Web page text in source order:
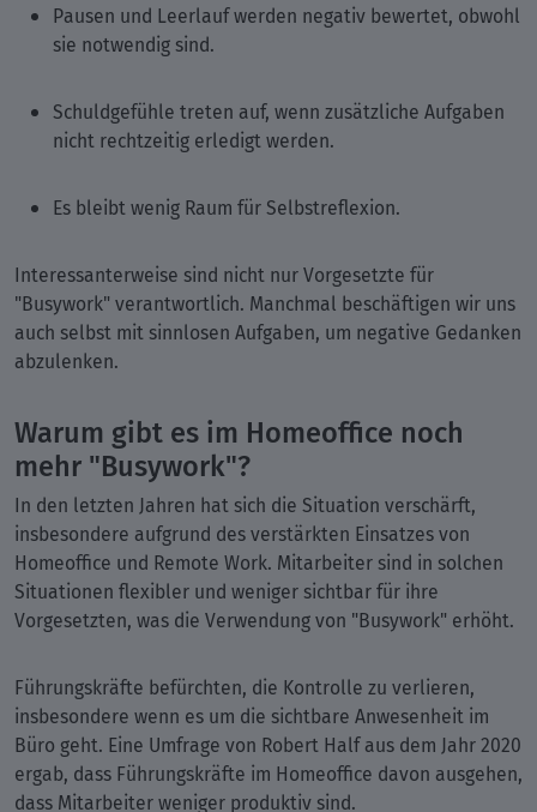
Pausen und Leerlauf werden negativ bewertet, obwohl
sie notwendig sind.
Schuldgefühle treten auf, wenn zusätzliche Aufgaben
nicht rechtzeitig erledigt werden.
Es bleibt wenig Raum für Selbstreflexion.
Interessanterweise sind nicht nur Vorgesetzte für
"Busywork" verantwortlich. Manchmal beschäftigen wir uns
auch selbst mit sinnlosen Aufgaben, um negative Gedanken
abzulenken.
Warum gibt es im Homeoffice noch
mehr "Busywork"?
In den letzten Jahren hat sich die Situation verschärft,
insbesondere aufgrund des verstärkten Einsatzes von
Homeoffice und Remote Work. Mitarbeiter sind in solchen
Situationen flexibler und weniger sichtbar für ihre
Vorgesetzten, was die Verwendung von "Busywork" erhöht.
Führungskräfte befürchten, die Kontrolle zu verlieren,
insbesondere wenn es um die sichtbare Anwesenheit im
Büro geht. Eine Umfrage von Robert Half aus dem Jahr 2020
ergab, dass Führungskräfte im Homeoffice davon ausgehen,
dass Mitarbeiter weniger produktiv sind.